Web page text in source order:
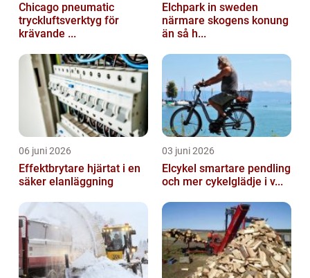
Chicago pneumatic
tryckluftsverktyg för
krävande ...
Elchpark in sweden
närmare skogens konung
än så h...
06 juni 2026
Effektbrytare hjärtat i en
säker elanläggning
03 juni 2026
Elcykel smartare pendling
och mer cykelglädje i v...